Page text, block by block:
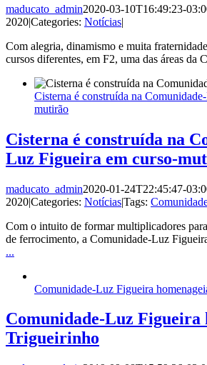
maducato_admin2020-03-10T16:49:23-
2020|Categories: Notícias|
Com alegria, dinamismo e muita
cursos diferentes, em F2, uma das áreas da
Cisterna é construída na
mutirão
Cisterna é construída na
Luz Figueira em curso-
maducato_admin2020-01-24T22:45:47-
2020|Categories: Notícias|Tags:
Com o intuito de formar multiplicadores
de ferrocimento, a Comunidade-Luz
...
Comunidade-Luz Figueira
Comunidade-Luz Figueira
Trigueirinho